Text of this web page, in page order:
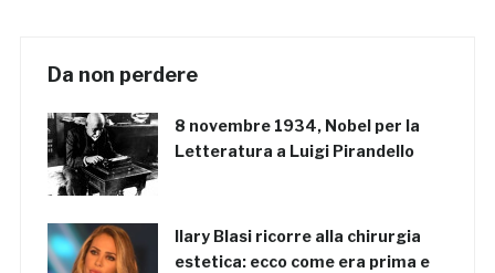
Da non perdere
8 novembre 1934, Nobel per la
Letteratura a Luigi Pirandello
Ilary Blasi ricorre alla chirurgia
estetica: ecco come era prima e